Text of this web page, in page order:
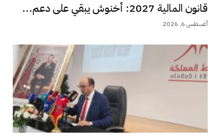
قانون المالية 2027: أخنوش يبقي على دعم...
أغسطس 6, 2026